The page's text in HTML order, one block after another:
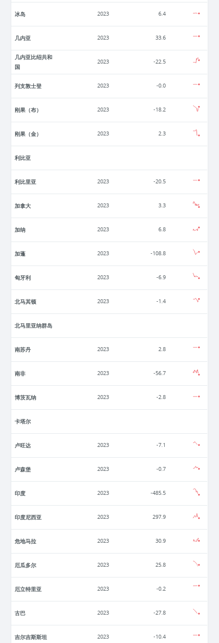
冰岛 2023 6.4
几内亚 2023 33.6
几内亚比绍共和
国
2023 -22.5
列支敦士登 2023 -0.0
刚果（布） 2023 -18.2
刚果（金） 2023 2.3
利比亚
利比里亚 2023 -20.5
加拿大 2023 3.3
加纳 2023 6.8
加蓬 2023 -108.8
匈牙利 2023 -6.9
北马其顿 2023 -1.4
北马里亚纳群岛
南苏丹 2023 2.8
南非 2023 -56.7
博茨瓦纳 2023 -2.8
卡塔尔
卢旺达 2023 -7.1
卢森堡 2023 -0.7
印度 2023 -485.5
印度尼西亚 2023 297.9
危地马拉 2023 30.9
厄瓜多尔 2023 25.8
厄立特里亚 2023 -0.2
古巴 2023 -27.8
吉尔吉斯斯坦 2023 -10.4